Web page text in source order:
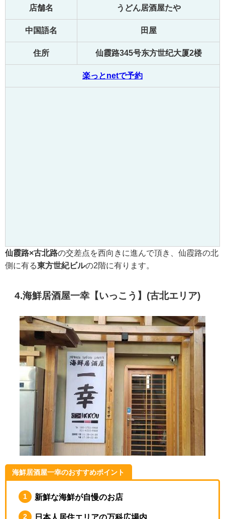
店舗名 うどん居酒屋たや
中国語名 田屋
住所 仙霞路345号东方世纪大厦2楼
楽っとnetで予約
仙霞路×古北路の交差点を西向きに進んで頂き、仙霞路の北
側に有る東方世紀ビルの2階に有ります。
4.海鮮居酒屋一幸【いっこう】 (古北エリア)
海鮮居酒屋一幸のおすすめポイント
新鮮な海鮮が自慢のお店
日本人居住エリアの万科広場内